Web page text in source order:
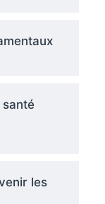
les